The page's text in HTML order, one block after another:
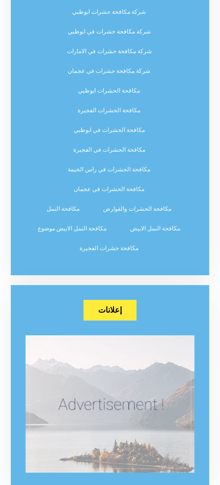
شركة مكافحة حشرات ابوظبي
شركة مكافحة حشرات في ابوظبي
شركة مكافحة حشرات في الامارات
شركة مكافحة حشرات في عجمان
مكافحة الحشرات ابوظبي
مكافحة الحشرات الفجيرة
مكافحة الحشرات في ابوظبي
مكافحة الحشرات في الفجيرة
مكافحة الحشرات في راس الخيمة
مكافحة الحشرات في عجمان
مكافحة الحشرات والقوارض مكافحة النمل
مكافحة النمل الابيض مكافحة النمل الابيض موضوع
مكافحة حشرات الفجيرة
إعلانات